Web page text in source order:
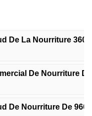
De La Nourriture
De Nourriture
De Nourriture De